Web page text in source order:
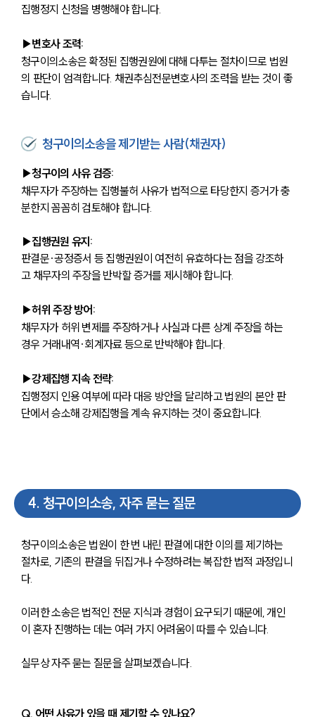
집행정지 신청을 병행해야 합니다.
▶변호사 조력:
청구이의소송은 확정된 집행권원에 대해 다투는 절차이므로 법원
의 판단이 엄격합니다. 채권추심전문변호사의 조력을 받는 것이 좋
습니다.
청구이의소송을 제기받는 사람(채권자)
▶청구이의 사유 검증:
채무자가 주장하는 집행불허 사유가 법적으로 타당한지 증거가 충
분한지 꼼꼼히 검토해야 합니다.
▶집행권원 유지:
판결문·공정증서 등 집행권원이 여전히 유효하다는 점을 강조하
고 채무자의 주장을 반박할 증거를 제시해야 합니다.
▶허위 주장 방어:
채무자가 허위 변제를 주장하거나 사실과 다른 상계 주장을 하는
경우 거래내역·회계자료 등으로 반박해야 합니다.
▶강제집행 지속 전략:
집행정지 인용 여부에 따라 대응 방안을 달리하고 법원의 본안 판
단에서 승소해 강제집행을 계속 유지하는 것이 중요합니다.
4. 청구이의소송, 자주 묻는 질문
청구이의소송은 법원이 한 번 내린 판결에 대한 이의를 제기하는
절차로, 기존의 판결을 뒤집거나 수정하려는 복잡한 법적 과정입니
다.
이러한 소송은 법적인 전문 지식과 경험이 요구되기 때문에, 개인
이 혼자 진행하는 데는 여러 가지 어려움이 따를 수 있습니다.
실무상 자주 묻는 질문을 살펴보겠습니다.
Q. 어떤 사유가 있을 때 제기할 수 있나요?